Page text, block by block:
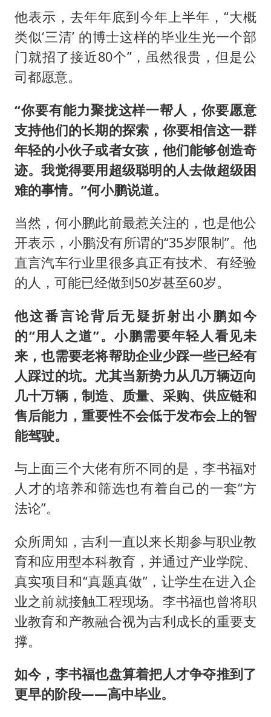
他表示，去年年底到今年上半年，“大概
类似‘三清’ 的博士这样的毕业生光一个部
门就招了接近80个”，虽然很贵，但是公
司都愿意。
“你要有能力聚拢这样一帮人，你要愿意
支持他们的长期的探索，你要相信这一群
年轻的小伙子或者女孩，他们能够创造奇
迹。我觉得要用超级聪明的人去做超级困
难的事情。”何小鹏说道。
当然，何小鹏此前最惹关注的，也是他公
开表示，小鹏没有所谓的“35岁限制”。他
直言汽车行业里很多真正有技术、有经验
的人，可能已经做到50岁甚至60岁。
他这番言论背后无疑折射出小鹏如今
的“用人之道”。小鹏需要年轻人看见未
来，也需要老将帮助企业少踩一些已经有
人踩过的坑。尤其当新势力从几万辆迈向
几十万辆，制造、质量、采购、供应链和
售后能力，重要性不会低于发布会上的智
能驾驶。
与上面三个大佬有所不同的是，李书福对
人才的培养和筛选也有着自己的一套“方
法论”。
众所周知，吉利一直以来长期参与职业教
育和应用型本科教育，并通过产业学院、
真实项目和“真题真做”，让学生在进入企
业之前就接触工程现场。李书福也曾将职
业教育和产教融合视为吉利成长的重要支
撑。
如今，李书福也盘算着把人才争夺推到了
更早的阶段——高中毕业。